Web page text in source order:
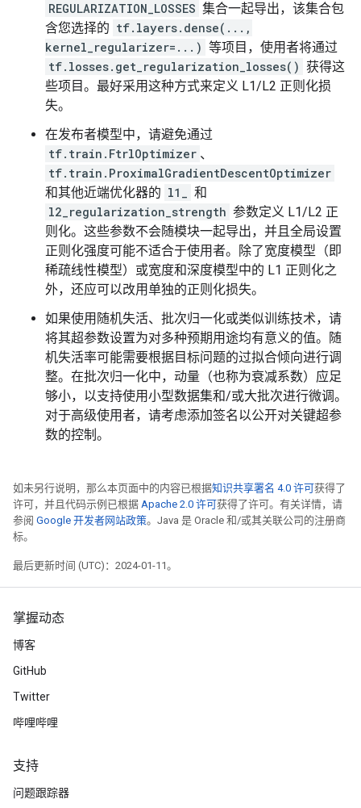
REGULARIZATION_LOSSES 集合一起导出，该集合包
含您选择的 tf.layers.dense(...,
kernel_regularizer=...) 等项目，使用者将通过
tf.losses.get_regularization_losses() 获得这
些项目。最好采用这种方式来定义 L1/L2 正则化损
失。
在发布者模型中，请避免通过
tf.train.FtrlOptimizer 、
tf.train.ProximalGradientDescentOptimizer
和其他近端优化器的 l1_
和
l2_regularization_strength 参数定义 L1/L2 正
则化。这些参数不会随模块一起导出，并且全局设置
正则化强度可能不适合于使用者。除了宽度模型（即
稀疏线性模型）或宽度和深度模型中的 L1 正则化之
外，还应可以改用单独的正则化损失。
如果使用随机失活、批次归一化或类似训练技术，请
将其超参数设置为对多种预期用途均有意义的值。随
机失活率可能需要根据目标问题的过拟合倾向进行调
整。在批次归一化中，动量（也称为衰减系数）应足
够小，以支持使用小型数据集和/或大批次进行微调。
对于高级使用者，请考虑添加签名以公开对关键超参
数的控制。
如未另行说明，那么本页面中的内容已根据知识共享署名 4.0 许可获得了
许可，并且代码示例已根据 Apache 2.0 许可获得了许可。有关详情，请
参阅 Google 开发者网站政策。Java 是 Oracle 和/或其关联公司的注册商
标。
最后更新时间 (UTC)：2024-01-11。
掌握动态
博客
GitHub
Twitter
哔哩哔哩
支持
问题跟踪器